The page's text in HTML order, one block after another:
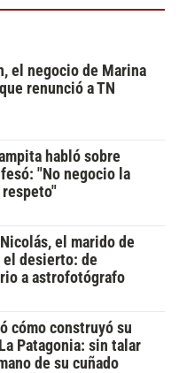
el negocio de Marina
renunció a TN
habló sobre
"No negocio la
el marido de
el desierto: de
a astrofotógrafo
cómo construyó su
Patagonia: sin talar
de su cuñado